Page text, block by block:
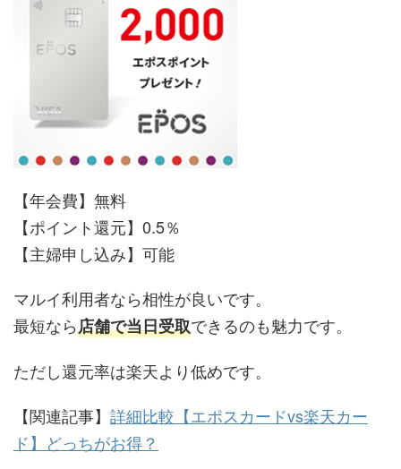
【年会費】無料
【ポイント還元】0.5％
【主婦申し込み】可能
マルイ利用者なら相性が良いです。
最短なら店舗で当日受取できるのも魅力です。
ただし還元率は楽天より低めです。
【関連記事】 詳細比較【エポスカードvs楽天カー
ド】どっちがお得？